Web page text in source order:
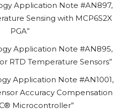
Application Note #AN897,
Sensing with MCP6S2X
PGA”
Application Note #AN895,
RTD Temperature Sensors”
Application Note #AN1001,
Accuracy Compensation
Microcontroller”